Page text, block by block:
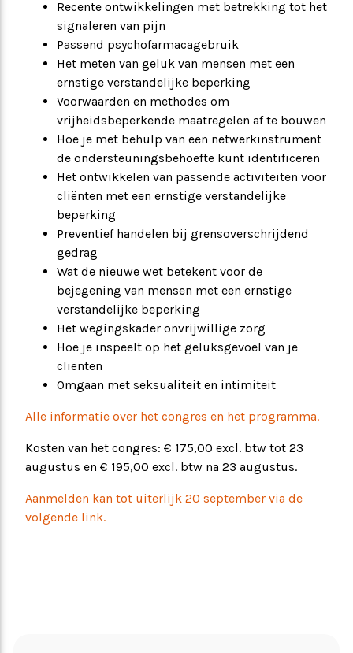
Recente ontwikkelingen met betrekking tot het
signaleren van pijn
Passend psychofarmacagebruik
Het meten van geluk van mensen met een
ernstige verstandelijke beperking
Voorwaarden en methodes om
vrijheidsbeperkende maatregelen af te bouwen
Hoe je met behulp van een netwerkinstrument
de ondersteuningsbehoefte kunt identificeren
Het ontwikkelen van passende activiteiten voor
cliënten met een ernstige verstandelijke
beperking
Preventief handelen bij grensoverschrijdend
gedrag
Wat de nieuwe wet betekent voor de
bejegening van mensen met een ernstige
verstandelijke beperking
Het wegingskader onvrijwillige zorg
Hoe je inspeelt op het geluksgevoel van je
cliënten
Omgaan met seksualiteit en intimiteit
Alle informatie over het congres en het programma.
Kosten van het congres: € 175,00 excl. btw tot 23
augustus en € 195,00 excl. btw na 23 augustus.
Aanmelden kan tot uiterlijk 20 september via de
volgende link.